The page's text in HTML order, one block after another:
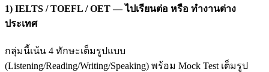
1) IELTS / TOEFL / OET — ไปเรียนต่อ หรือ ทำงานต่าง
ประเทศ
กลุ่มนี้เน้น 4 ทักษะเต็มรูปแบบ
(Listening/Reading/Writing/Speaking) พร้อม Mock Test เต็มรูป